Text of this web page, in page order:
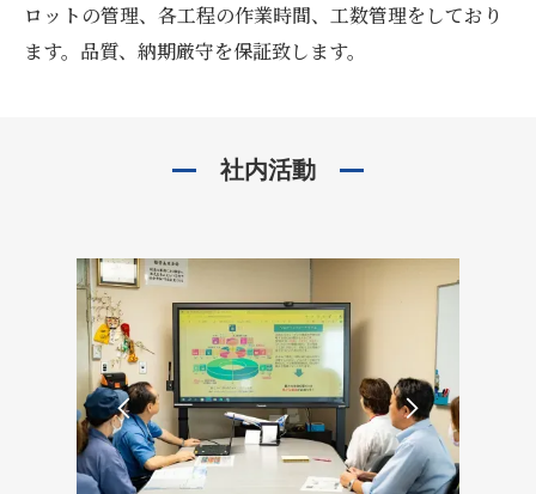
ロットの管理、各工程の作業時間、工数管理をしており
ます。品質、納期厳守を保証致します。
社内活動